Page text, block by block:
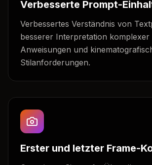
Verbesserte Prompt-
Verbessertes Verständnis von
besserer Interpretation komplexer
Anweisungen und
Stilanforderungen.
Erster und letzter Frame-